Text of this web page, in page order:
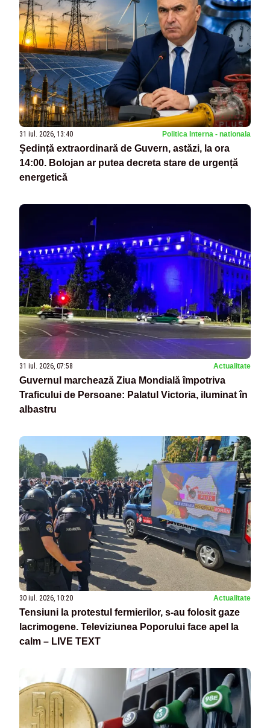
31 iul. 2026, 13:40 Politica Interna - nationala
Ședință extraordinară de Guvern, astăzi, la ora
14:00. Bolojan ar putea decreta stare de urgență
energetică
31 iul. 2026, 07:58 Actualitate
Guvernul marchează Ziua Mondială împotriva
Traficului de Persoane: Palatul Victoria, iluminat în
albastru
30 iul. 2026, 10:20 Actualitate
Tensiuni la protestul fermierilor, s-au folosit gaze
lacrimogene. Televiziunea Poporului face apel la
calm – LIVE TEXT